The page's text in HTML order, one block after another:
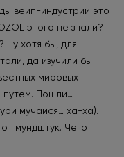
вейп-индустрии это
этого не знали?
Ну хотя бы, для
да изучили бы
мировых
путем. Пошли…
мучайся… ха-ха).
мундштук. Чего